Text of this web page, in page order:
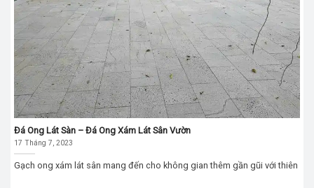
Đá Ong Lát Sàn – Đá Ong Xám Lát Sân Vườn
17 Tháng 7, 2023
Gạch ong xám lát sân mang đến cho không gian thêm gần gũi với thiên